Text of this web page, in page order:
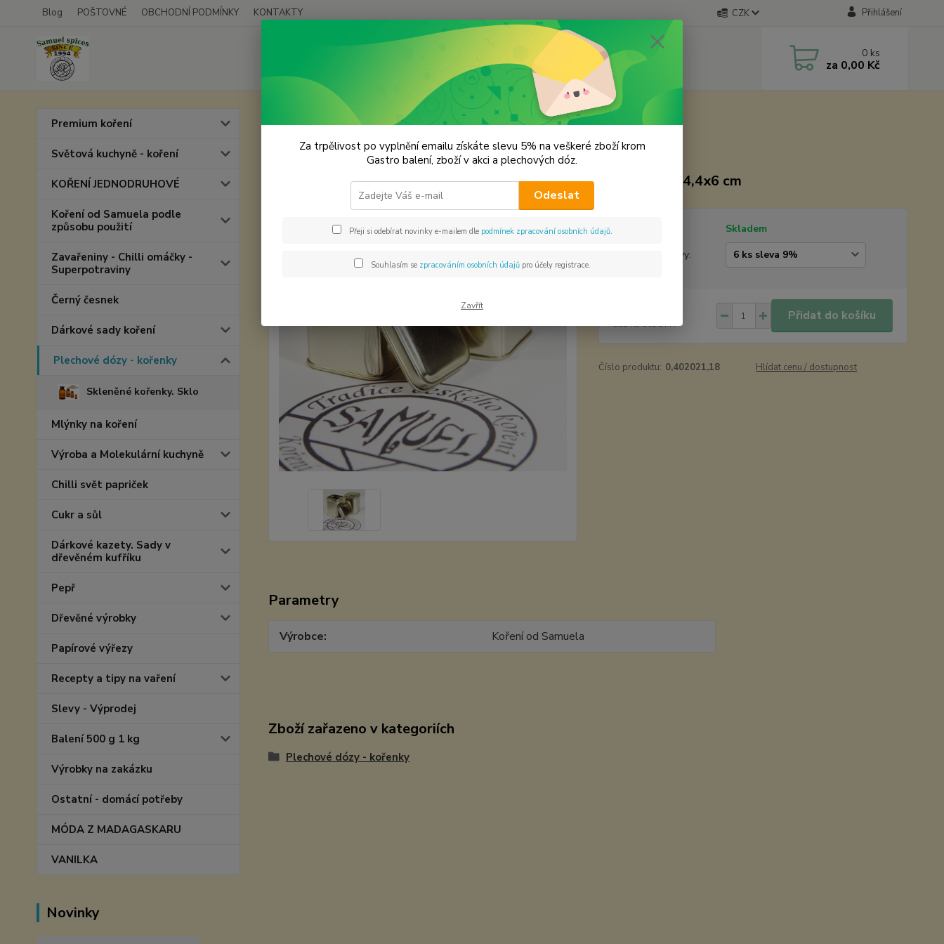
Blog POŠTOVNÉ OBCHODNÍ PODMÍNKY KONTAKTY CZK Přihlášení
0 ks
za 0,00 Kč
Premium koření
Světová kuchyně - koření
KOŘENÍ JEDNODRUHOVÉ
Koření od Samuela podle
způsobu použití
Zavařeniny - Chilli omáčky -
Superpotraviny
Černý česnek
Dárkové sady koření
Plechové dózy - kořenky
Skleněné kořenky. Sklo
Mlýnky na koření
Výroba a Molekulární kuchyně
Chilli svět papriček
Cukr a sůl
Dárkové kazety. Sady v
dřevěném kufříku
Pepř
Dřevěné výrobky
Papírové výřezy
Recepty a tipy na vaření
Slevy - Výprodej
Balení 500 g 1 kg
Výrobky na zakázku
Ostatní - domácí potřeby
MÓDA Z MADAGASKARU
VANILKA
Novinky
Plechové dózy - kořenky Plechovka malá zlatá
Plechovka malá zlatá
velikost 4,4x4,4x6 cm
Skladem
Množstevní slevy:
221 Kč bez DPH
Přidat do košíku
Číslo produktu: 0,402021,18 Hlídat cenu / dostupnost
Parametry
Výrobce Koření od Samuela
Zboží zařazeno v kategoriích
Plechové dózy - kořenky
Za trpělivost po vyplnění emailu získáte slevu 5% na veškeré zboží krom
Gastro balení, zboží v akci a plechových dóz.
Odeslat
Přeji si odebírat novinky e-mailem dle podmínek zpracování osobních údajů.
Souhlasím se zpracováním osobních údajůpro účely registrace.
Zavřít